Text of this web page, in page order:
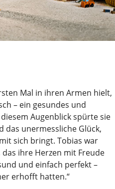
Mal in ihren Armen hielt,
– ein gesundes und
Augenblick spürte sie
das unermessliche Glück,
sich bringt. Tobias war
ihre Herzen mit Freude
und einfach perfekt –
erhofft hatten.“